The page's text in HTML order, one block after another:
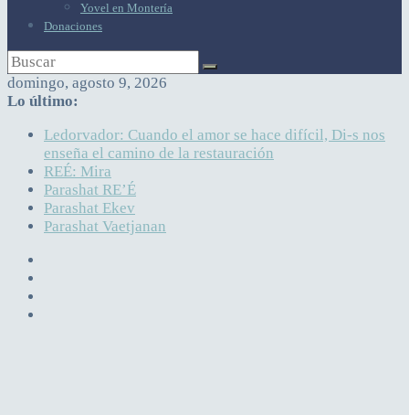
Yovel en Montería
Donaciones
domingo, agosto 9, 2026
Lo último:
Ledorvador: Cuando el amor se hace difícil, Di-s nos
enseña el camino de la restauración
REÉ: Mira
Parashat RE’É
Parashat Ekev
Parashat Vaetjanan